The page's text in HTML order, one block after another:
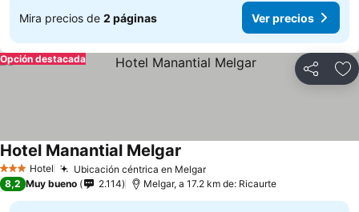
Mira precios de 2 páginas Ver precios
Compartir
Opción destacada
3 Estrellas
Hotel Ubicación céntrica en Melgar
Hotel Manantial Melgar
8,2 Muy bueno 2.114 Melgar, a 17.2 km de: Ricaurte